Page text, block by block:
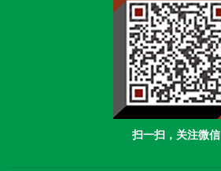
扫一扫，关注微信